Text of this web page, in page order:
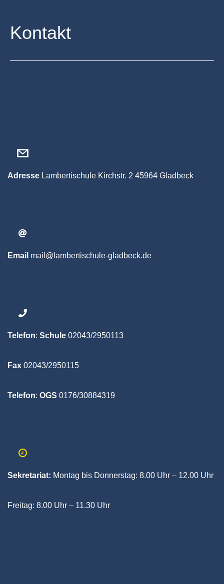
Kontakt
Adresse Lambertischule Kirchstr. 2 45964 Gladbeck
Email mail@lambertischule-gladbeck.de
Telefon: Schule 02043/2950113
Fax 02043/2950115
Telefon: OGS 0176/30884319
Sekretariat: Montag bis Donnerstag: 8.00 Uhr – 12.00 Uhr
Freitag: 8.00 Uhr – 11.30 Uhr